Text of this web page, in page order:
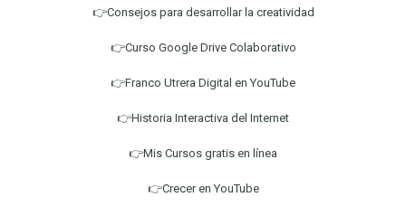
👉Consejos para desarrollar la creatividad
👉Curso Google Drive Colaborativo
👉Franco Utrera Digital en YouTube
👉Historia Interactiva del Internet
👉Mis Cursos gratis en línea
👉Crecer en YouTube